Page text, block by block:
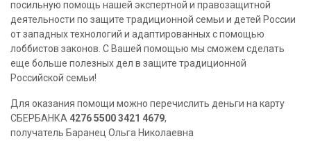
посильную помощь нашей экспертной и правозащитной
деятельности по защите традиционной семьи и детей России
от западных технологий и адаптированных с помощью
лоббистов законов. С Вашей помощью мы сможем сделать
еще больше полезных дел в защите традиционной
Российской семьи!
Для оказания помощи можно перечислить деньги на карту
СБЕРБАНКА 4276 5500 3421 4679,
получатель Баранец Ольга Николаевна